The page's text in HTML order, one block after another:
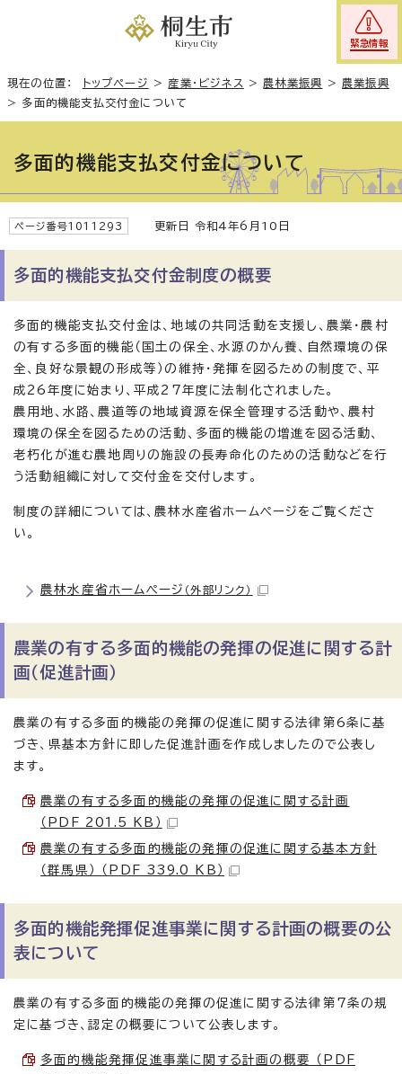
緊急情報
現在の位置： トップページ > 産業・ビジネス > 農林業振興 > 農業振興
>多面的機能支払交付金について
多面的機能支払交付金について
ページ番号1011293 更新日 令和4年6月10日
多面的機能支払交付金制度の概要
多面的機能支払交付金は、地域の共同活動を支援し、農業・農村
の有する多面的機能（国土の保全、水源のかん養、自然環境の保
全、良好な景観の形成等）の維持・発揮を図るための制度で、平
成26年度に始まり、平成27年度に法制化されました。
農用地、水路、農道等の地域資源を保全管理する活動や、農村
環境の保全を図るための活動、多面的機能の増進を図る活動、
老朽化が進む農地周りの施設の長寿命化のための活動などを行
う活動組織に対して交付金を交付します。
制度の詳細については、農林水産省ホームページをご覧くださ
い。
農林水産省ホームページ （外部リンク）
農業の有する多面的機能の発揮の促進に関する計
画（促進計画）
農業の有する多面的機能の発揮の促進に関する法律第6条に基
づき、県基本方針に即した促進計画を作成しましたので公表し
ます。
農業の有する多面的機能の発揮の促進に関する計画
（PDF 201.5 KB）
農業の有する多面的機能の発揮の促進に関する基本方針
（群馬県） （PDF 339.0 KB）
多面的機能発揮促進事業に関する計画の概要の公
表について
農業の有する多面的機能の発揮の促進に関する法律第7条の規
定に基づき、認定の概要について公表します。
多面的機能発揮促進事業に関する計画の概要 （PDF